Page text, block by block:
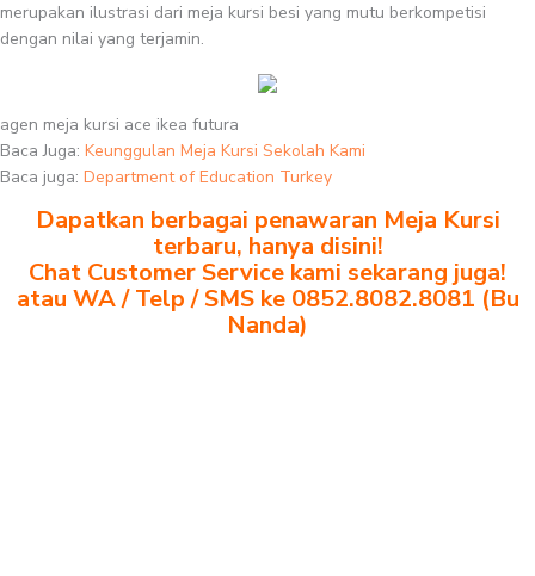
merupakan ilustrasi dari meja kursi besi yang mutu berkompetisi
dengan nilai yang terjamin.
agen meja kursi ace ikea futura
Baca Juga: Keunggulan Meja Kursi Sekolah Kami
Baca juga: Department of Education Turkey
Dapatkan berbagai penawaran Meja Kursi
terbaru, hanya disini!
Chat Customer Service kami sekarang juga!
atau WA / Telp / SMS ke 0852.8082.8081 (Bu
Nanda)